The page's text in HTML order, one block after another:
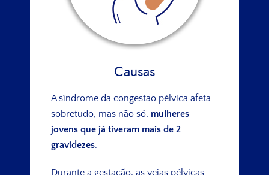
Causas
A síndrome da congestão pélvica afeta
sobretudo, mas não só, mulheres
jovens que já tiveram mais de 2
gravidezes.
Durante a gestação, as veias pélvicas